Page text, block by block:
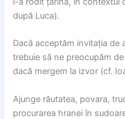
după Luca).
Dacă acceptăm invitația de
trebuie să ne preocupăm
dacă mergem la izvor (cf.
Ajunge răutatea, povara,
procurarea hranei în